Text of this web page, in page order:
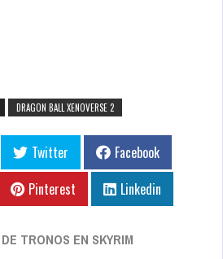
DRAGON BALL XENOVERSE 2
Twitter
Facebook
Pinterest Linkedin
TRONOS EN SKYRIM